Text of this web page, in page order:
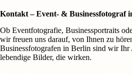
Kontakt – Event- & Businessfotograf
Ob Eventfotografie, Businessportraits
wir freuen uns darauf, von Ihnen zu
Businessfotografen in Berlin sind wir Ihr
lebendige Bilder, die wirken.